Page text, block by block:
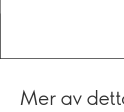
Mer av